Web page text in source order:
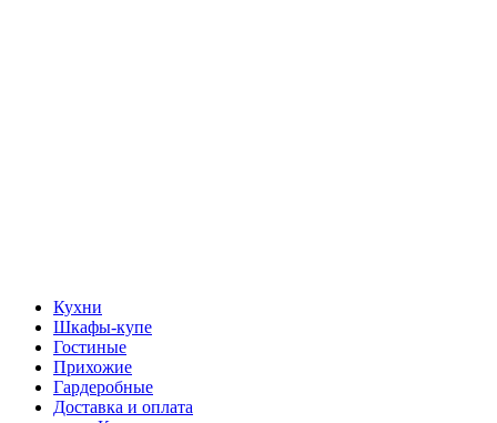
Кухни
Шкафы-купе
Гостиные
Прихожие
Гардеробные
Доставка и оплата